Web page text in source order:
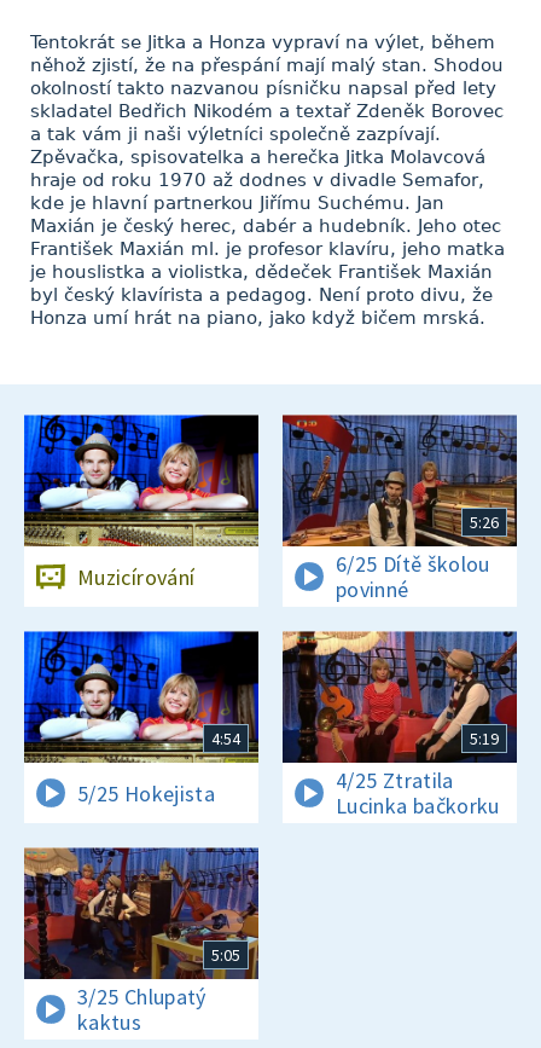
Tentokrát se Jitka a Honza vypraví na výlet, během
něhož zjistí, že na přespání mají malý stan. Shodou
okolností takto nazvanou písničku napsal před lety
skladatel Bedřich Nikodém a textař Zdeněk Borovec
a tak vám ji naši výletníci společně zazpívají.
Zpěvačka, spisovatelka a herečka Jitka Molavcová
hraje od roku 1970 až dodnes v divadle Semafor,
kde je hlavní partnerkou Jiřímu Suchému. Jan
Maxián je český herec, dabér a hudebník. Jeho otec
František Maxián ml. je profesor klavíru, jeho matka
je houslistka a violistka, dědeček František Maxián
byl český klavírista a pedagog. Není proto divu, že
Honza umí hrát na piano, jako když bičem mrská.
Muzicírování
5:26
6/25 Dítě školou
povinné
4:54
5/25 Hokejista
5:19
4/25 Ztratila
Lucinka bačkorku
5:05
3/25 Chlupatý
kaktus